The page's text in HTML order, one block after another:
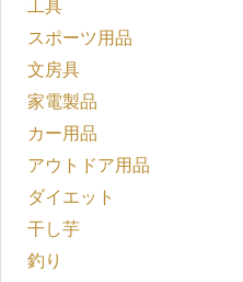
工具
スポーツ用品
文房具
家電製品
カー用品
アウトドア用品
ダイエット
干し芋
釣り